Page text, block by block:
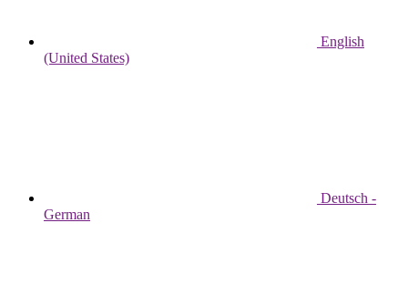
English
(United States)
Deutsch -
German